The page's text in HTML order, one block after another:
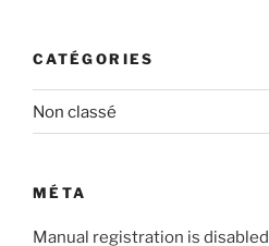
CATÉGORIES
Non classé
MÉTA
Manual registration is disabled